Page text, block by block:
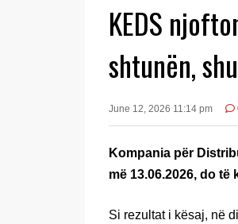
KEDS
shtunën,
June 12, 2026 11:14 pm
Kompania për
më 13.06.2026, do
Si rezultat i kësaj, në